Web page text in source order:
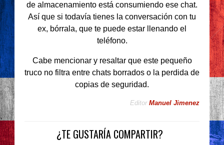
de almacenamiento está consumiendo ese chat.
Así que si todavía tienes la conversación con tu
ex, bórrala, que te puede estar llenando el
teléfono.
Cabe mencionar y resaltar que este pequeño
truco no filtra entre chats borrados o la perdida de
copias de seguridad.
Editor Manuel Jimenez
¿TE GUSTARÍA COMPARTIR?